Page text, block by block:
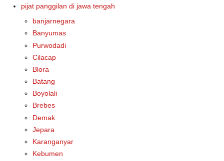
pijat panggilan di jawa tengah
banjarnegara
Banyumas
Purwodadi
Cilacap
Blora
Batang
Boyolali
Brebes
Demak
Jepara
Karanganyar
Kebumen